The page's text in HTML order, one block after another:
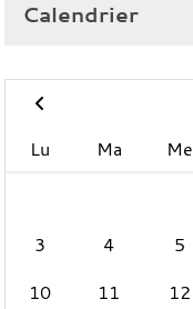
Calendrier
Lu
Ma Me
3
4 5
10
11 12